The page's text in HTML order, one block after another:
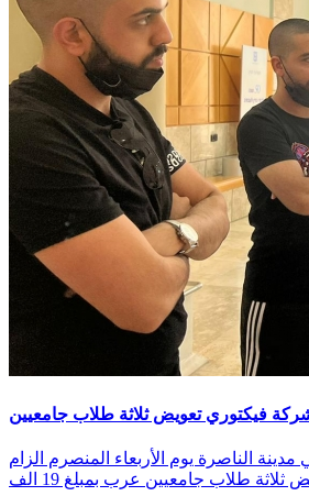
الناصرة يوم الأربعاء المنصرم الزام
طلاب جامعيين عرب بمبلغ 19 الف